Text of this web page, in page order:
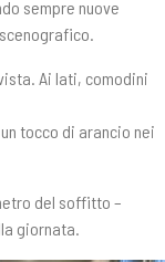
sempre nuove
Ai lati, comodini
tocco di arancio nei
del soffitto –
giornata.